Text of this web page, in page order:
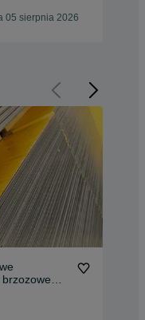
05 sierpnia 2026
|